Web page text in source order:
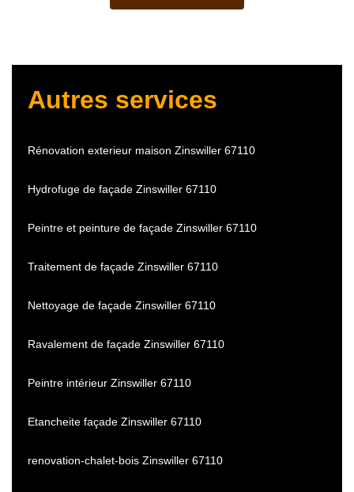
Autres services
Rénovation exterieur maison Zinswiller 67110
Hydrofuge de façade Zinswiller 67110
Peintre et peinture de façade Zinswiller 67110
Traitement de façade Zinswiller 67110
Nettoyage de façade Zinswiller 67110
Ravalement de façade Zinswiller 67110
Peintre intérieur Zinswiller 67110
Etancheite façade Zinswiller 67110
renovation-chalet-bois Zinswiller 67110